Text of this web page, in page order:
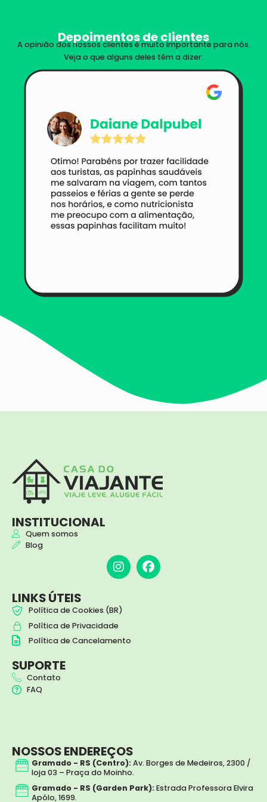
Depoimentos de clientes
A opinião dos nossos clientes é muito importante para nós.
Veja o que alguns deles têm a dizer:
INSTITUCIONAL
Quem somos
Blog
I
n
s
a
g
r
a
F
a
c
LINKS ÚTEIS
Política de Cookies (BR)
Política de Privacidade
Política de Cancelamento
SUPORTE
Contato
FAQ
NOSSOS ENDEREÇOS
Gramado - RS (Centro): Av. Borges de Medeiros, 2300 /
loja 03 – Praça do Moinho.
Gramado - RS (Garden Park): Estrada Professora Elvira
Apólo, 1699.